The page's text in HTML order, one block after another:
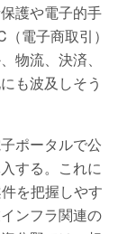
護や電子的手
電子商取引）
物流、決済、
も波及しそう
ポータルで公
する。これに
を把握しやす
ンフラ関連の